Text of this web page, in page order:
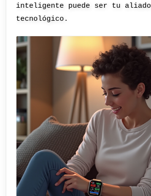
inteligente puede ser tu aliado
tecnológico.